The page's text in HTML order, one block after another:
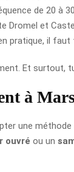
de 20 à
Dromel et
pratique, il
Et surtout,
à
une
ouvré ou un